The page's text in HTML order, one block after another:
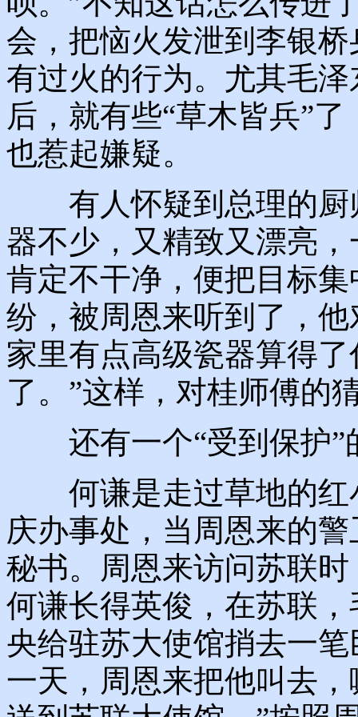
会，把恼火发泄到李银
有过火的行为。尤其毛
后，就有些“草木皆兵”
也惹起嫌疑。
有人怀疑到总理的厨
器不少，又精致又漂亮
肯定不干净，便把目标
纷，被周恩来听到了，
家里有点高级瓷器算得
了。”这样，对桂师傅的
还有一个“受到保护”
何谦是走过草地的红
庆办事处，当周恩来的
秘书。周恩来访问苏联
何谦长得英俊，在苏联
央给驻苏大使馆捎去一
一天，周恩来把他叫去